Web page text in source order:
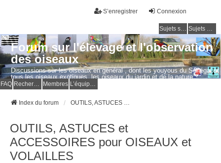
Connexion
S’enregistrer
Sujets sans réponse Sujets actifs
Forum sur l'élevage et l'observation
des oiseaux
Discussions sur les oiseaux en général , dont les youyous du Sénégal et
tous les oiseaux exotiques, les oiseaux du jardin et de la nature.
Questions, photos, expériences.
FAQ Membres
Index du forum
OUTILS, ASTUCES et
ACCESSOIRES pour OISEAUX et
VOLAILLES